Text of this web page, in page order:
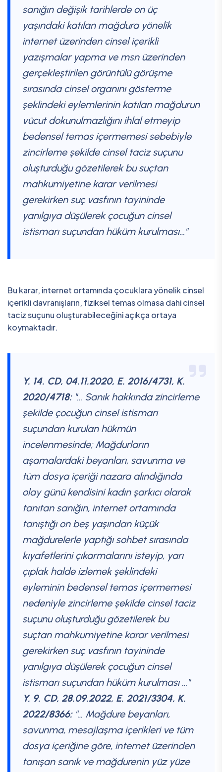
sanığın değişik tarihlerde on üç
yaşındaki katılan mağdura yönelik
internet üzerinden cinsel içerikli
yazışmalar yapma ve msn üzerinden
gerçekleştirilen görüntülü görüşme
sırasında cinsel organını gösterme
şeklindeki eylemlerinin katılan mağdurun
vücut dokunulmazlığını ihlal etmeyip
bedensel temas içermemesi sebebiyle
zincirleme şekilde cinsel taciz suçunu
oluşturduğu gözetilerek bu suçtan
mahkumiyetine karar verilmesi
gerekirken suç vasfının tayininde
yanılgıya düşülerek çocuğun cinsel
istismarı suçundan hüküm kurulması…"
Bu karar, internet ortamında çocuklara yönelik cinsel
içerikli davranışların, fiziksel temas olmasa dahi cinsel
taciz suçunu oluşturabileceğini açıkça ortaya
koymaktadır.
Y. 14. CD, 04.11.2020, E. 2016/4731, K.
2020/4718:"… Sanık hakkında zincirleme
şekilde çocuğun cinsel istismarı
suçundan kurulan hükmün
incelenmesinde; Mağdurların
aşamalardaki beyanları, savunma ve
tüm dosya içeriği nazara alındığında
olay günü kendisini kadın şarkıcı olarak
tanıtan sanığın, internet ortamında
tanıştığı on beş yaşından küçük
mağdurelerle yaptığı sohbet sırasında
kıyafetlerini çıkarmalarını isteyip, yarı
çıplak halde izlemek şeklindeki
eyleminin bedensel temas içermemesi
nedeniyle zincirleme şekilde cinsel taciz
suçunu oluşturduğu gözetilerek bu
suçtan mahkumiyetine karar verilmesi
gerekirken suç vasfının tayininde
yanılgıya düşülerek çocuğun cinsel
istismarı suçundan hüküm kurulması …"
Y. 9. CD, 28.09.2022, E. 2021/3304, K.
2022/8366:"… Mağdure beyanları,
savunma, mesajlaşma içerikleri ve tüm
dosya içeriğine göre, internet üzerinden
tanışan sanık ve mağdurenin yüz yüze